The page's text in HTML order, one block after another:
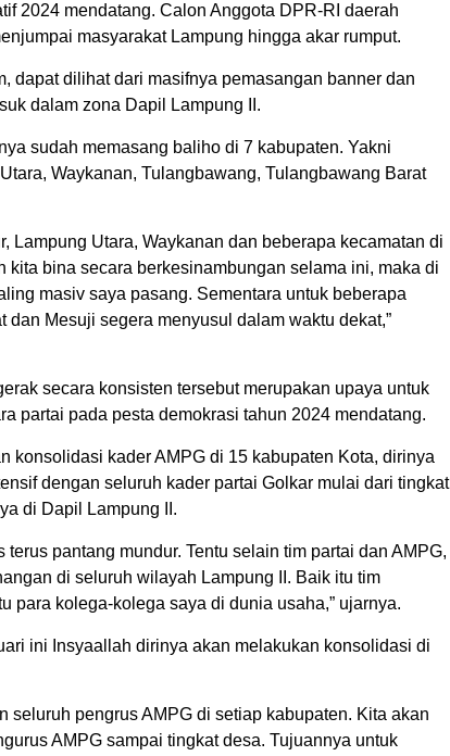
2024 mendatang. Calon Anggota DPR-RI daerah
masyarakat Lampung hingga akar rumput.
dapat dilihat dari masifnya pemasangan banner dan
dalam zona Dapil Lampung II.
sudah memasang baliho di 7 kabupaten. Yakni
Waykanan, Tulangbawang, Tulangbawang Barat
Lampung Utara, Waykanan dan beberapa kecamatan di
bina secara berkesinambungan selama ini, maka di
masiv saya pasang. Sementara untuk beberapa
Mesuji segera menyusul dalam waktu dekat,”
secara konsisten tersebut merupakan upaya untuk
partai pada pesta demokrasi tahun 2024 mendatang.
konsolidasi kader AMPG di 15 kabupaten Kota, dirinya
dengan seluruh kader partai Golkar mulai dari tingkat
di Dapil Lampung II.
pantang mundur. Tentu selain tim partai dan AMPG,
di seluruh wilayah Lampung II. Baik itu tim
para kolega-kolega saya di dunia usaha,” ujarnya.
ini Insyaallah dirinya akan melakukan konsolidasi di
seluruh pengrus AMPG di setiap kabupaten. Kita akan
AMPG sampai tingkat desa. Tujuannya untuk